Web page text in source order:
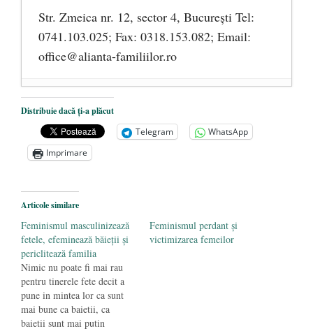
Str. Zmeica nr. 12, sector 4, București Tel:
0741.103.025; Fax: 0318.153.082; Email:
office@alianta-familiilor.ro
Cioloș, Cîțu și Iohannis încearcă să pună
România sub steagul curcubeului - 1 iulie
2021
Un blestem care aspiră la realitate:
octombrie 2019
Parada confuziei sexuale
- 20 iunie 2019
Distribuie dacă ți-a plăcut
Telegram
WhatsApp
Imprimare
Articole similare
Feminismul masculinizează
fetele, efeminează băieții și
periclitează familia
Nimic nu poate fi mai rau
pentru tinerele fete decit a
pune in mintea lor ca sunt
mai bune ca baietii, ca
baietii sunt mai putin
Feminismul perdant și
victimizarea femeilor